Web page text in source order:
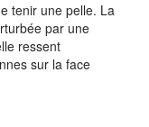
tenir une pelle. La
par une
ressent
sur la face